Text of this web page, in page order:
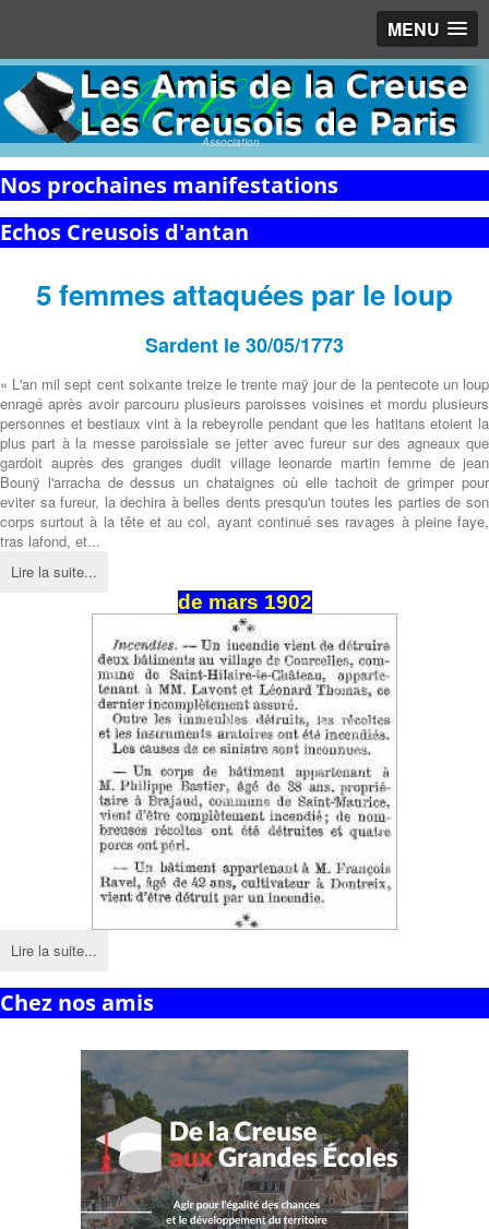
MENU
Association
Nos prochaines manifestations
Echos Creusois d'antan
5 femmes attaquées par le loup
Sardent le 30/05/1773
« L'an mil sept cent soixante treize le trente maÿ jour de la pentecote un loup
enragé après avoir parcouru plusieurs paroisses voisines et mordu plusieurs
personnes et bestiaux vint à la rebeyrolle pendant que les hatitans etoient la
plus part à la messe paroissiale se jetter avec fureur sur des agneaux que
gardoit auprès des granges dudit village leonarde martin femme de jean
Bounÿ l'arracha de dessus un chataignes où elle tachoit de grimper pour
eviter sa fureur, la dechira à belles dents presqu'un toutes les parties de son
corps surtout à la tête et au col, ayant continué ses ravages à pleine faye,
tras lafond, et...
Lire la suite...
de mars 1902
Lire la suite...
Chez nos amis